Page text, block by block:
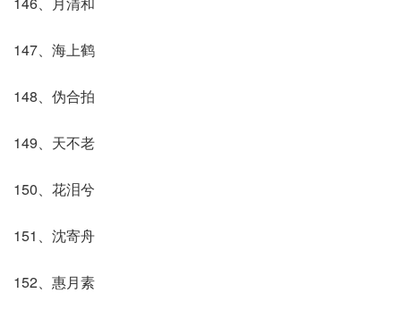
147、海上鹤
148、伪合拍
149、天不老
150、花泪兮
151、沈寄舟
152、惠月素